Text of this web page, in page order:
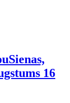
Sienas,
16